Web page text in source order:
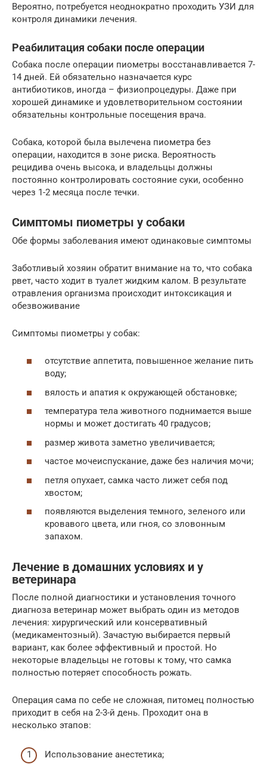
Вероятно, потребуется неоднократно проходить УЗИ для
контроля динамики лечения.
Реабилитация собаки после операции
Собака после операции пиометры восстанавливается 7-
14 дней. Ей обязательно назначается курс
антибиотиков, иногда – физиопроцедуры. Даже при
хорошей динамике и удовлетворительном состоянии
обязательны контрольные посещения врача.
Собака, которой была вылечена пиометра без
операции, находится в зоне риска. Вероятность
рецидива очень высока, и владельцы должны
постоянно контролировать состояние суки, особенно
через 1-2 месяца после течки.
Симптомы пиометры у собаки
Обе формы заболевания имеют одинаковые симптомы
Заботливый хозяин обратит внимание на то, что собака
рвет, часто ходит в туалет жидким калом. В результате
отравления организма происходит интоксикация и
обезвоживание
Симптомы пиометры у собак:
отсутствие аппетита, повышенное желание пить
воду;
вялость и апатия к окружающей обстановке;
температура тела животного поднимается выше
нормы и может достигать 40 градусов;
размер живота заметно увеличивается;
частое мочеиспускание, даже без наличия мочи;
петля опухает, самка часто лижет себя под
хвостом;
появляются выделения темного, зеленого или
кровавого цвета, или гноя, со зловонным
запахом.
Лечение в домашних условиях и у
ветеринара
После полной диагностики и установления точного
диагноза ветеринар может выбрать один из методов
лечения: хирургический или консервативный
(медикаментозный). Зачастую выбирается первый
вариант, как более эффективный и простой. Но
некоторые владельцы не готовы к тому, что самка
полностью потеряет способность рожать.
Операция сама по себе не сложная, питомец полностью
приходит в себя на 2-3-й день. Проходит она в
несколько этапов:
Использование анестетика;